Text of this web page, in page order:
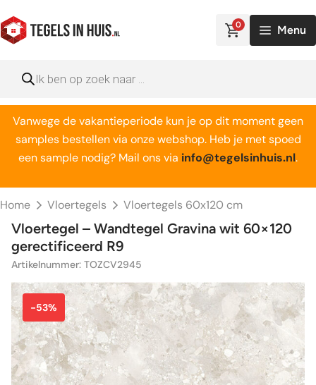
naar
de
0 Menu
zoeken
Vanwege de vakantieperiode kun je op dit moment geen
samples bestellen via onze webshop. Heb je met spoed
een sample nodig? Mail ons via info@tegelsinhuis.nl.
Home Vloertegels Vloertegels 60x120 cm
Vloertegel – Wandtegel Gravina wit 60×120
gerectificeerd R9
Artikelnummer: TOZCV2945
-53%